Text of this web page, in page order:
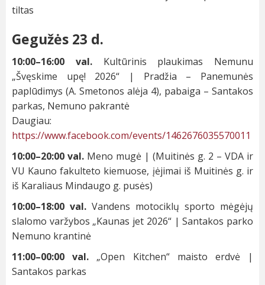
tiltas
Gegužės 23 d.
10:00–16:00 val.Kultūrinis plaukimas Nemunu
„Švęskime upę! 2026“ | Pradžia – Panemunės
paplūdimys (A. Smetonos alėja 4), pabaiga – Santakos
parkas, Nemuno pakrantė
Daugiau:
https://www.facebook.com/events/1462676035570011
10:00–20:00 val. Meno mugė | (Muitinės g. 2 – VDA ir
VU Kauno fakulteto kiemuose, įėjimai iš Muitinės g. ir
iš Karaliaus Mindaugo g. pusės)
10:00–18:00 val. Vandens motociklų sporto mėgėjų
slalomo varžybos „Kaunas jet 2026“ | Santakos parko
Nemuno krantinė
11:00–00:00 val. „Open Kitchen“ maisto erdvė |
Santakos parkas